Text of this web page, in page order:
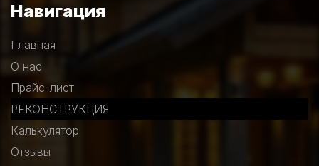
Навигация
Главная
О нас
Прайс-лист
РЕКОНСТРУКЦИЯ
Калькулятор
Отзывы